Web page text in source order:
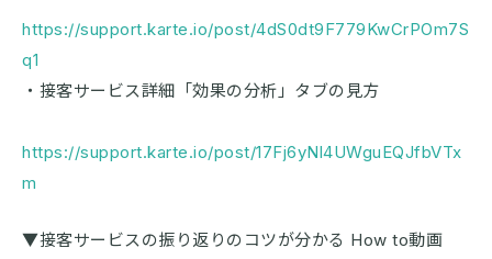
https://support.karte.io/post/4dS0dt9F779KwCrPOm7S
q1
・接客サービス詳細「効果の分析」タブの見方
https://support.karte.io/post/17Fj6yNl4UWguEQJfbVTx
m
▼接客サービスの振り返りのコツが分かる How to動画